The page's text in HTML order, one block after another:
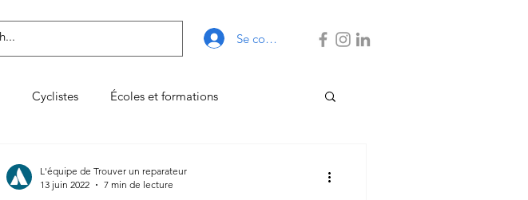
Se connecter
Cyclistes Écoles et formations
L'équipe de Trouver un reparateur
13 juin 2022
7 min de lecture